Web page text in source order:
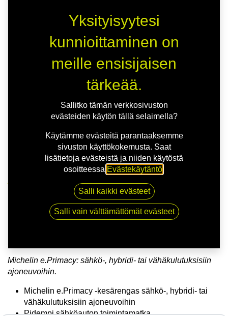
175/60R18 85H MICHELIN E PRIMACY
175/60R18 85H MICHELIN E
Michelin e.Primacy: sähkö-, hybridi- tai vähäkulutuksisiin
ajoneuvoihin.
Michelin e.Primacy -kesärengas sähkö-, hybridi- tai
vähäkulutuksisiin ajoneuvoihin
Pidempi sähköauton toimintamatka
Yksityisyytesi
kunnioittaminen on
meille ensisijaisen
tärkeää.
Sallitko tämän verkkosivuston
evästeiden käytön tällä selaimella?
Käytämme evästeitä parantaaksemme
sivuston käyttökokemusta. Saat
lisätietoja evästeistä ja niiden käytöstä
osoitteessa Evästekäytäntö
Salli kaikki evästeet
Salli vain välttämättömät evästeet